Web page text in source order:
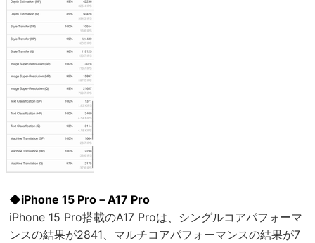
◆iPhone 15 Pro－A17 Pro
iPhone 15 Pro搭載のA17 Proは、シングルコアパフォーマ
ンスの結果が2841、マルチコアパフォーマンスの結果が7